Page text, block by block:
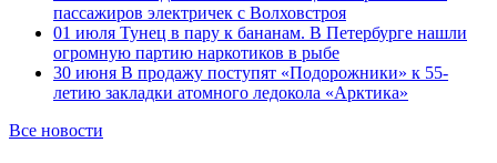
пассажиров электричек с Волховстроя
01 июля Тунец в пару к бананам. В Петербурге нашли
огромную партию наркотиков в рыбе
30 июня В продажу поступят «Подорожники» к 55-
летию закладки атомного ледокола «Арктика»
Все новости